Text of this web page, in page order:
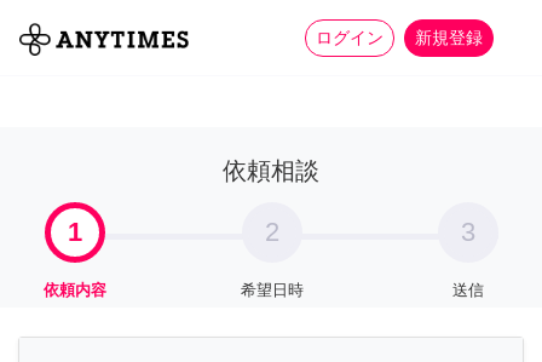
ログイン 新規登録
全て 家事 more_horiz
依頼相談
1
依頼内容
2
希望日時
3
送信